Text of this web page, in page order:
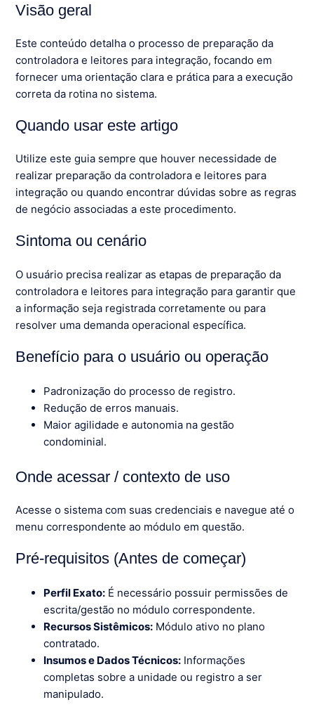
Visão geral
Este conteúdo detalha o processo de preparação da
controladora e leitores para integração, focando em
fornecer uma orientação clara e prática para a execução
correta da rotina no sistema.
Quando usar este artigo
Utilize este guia sempre que houver necessidade de
realizar preparação da controladora e leitores para
integração ou quando encontrar dúvidas sobre as regras
de negócio associadas a este procedimento.
Sintoma ou cenário
O usuário precisa realizar as etapas de preparação da
controladora e leitores para integração para garantir que
a informação seja registrada corretamente ou para
resolver uma demanda operacional específica.
Benefício para o usuário ou operação
Padronização do processo de registro.
Redução de erros manuais.
Maior agilidade e autonomia na gestão
condominial.
Onde acessar / contexto de uso
Acesse o sistema com suas credenciais e navegue até o
menu correspondente ao módulo em questão.
Pré-requisitos (Antes de começar)
Perfil Exato: É necessário possuir permissões de
escrita/gestão no módulo correspondente.
Recursos Sistêmicos: Módulo ativo no plano
contratado.
Insumos e Dados Técnicos: Informações
completas sobre a unidade ou registro a ser
manipulado.